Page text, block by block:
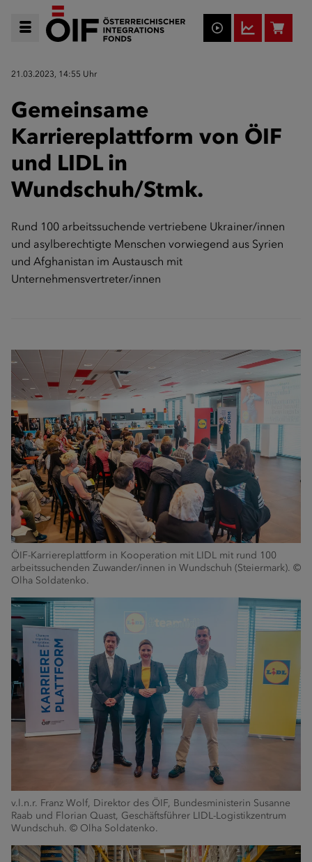
21.03.2023, 14:55 Uhr
Gemeinsame
Karriereplattform von ÖIF
und LIDL in
Wundschuh/Stmk.
Rund 100 arbeitssuchende vertriebene Ukrainer/innen
und asylberechtigte Menschen vorwiegend aus Syrien
und Afghanistan im Austausch mit
Unternehmensvertreter/innen
ÖIF-Karriereplattform in Kooperation mit LIDL mit rund 100
arbeitssuchenden Zuwander/innen in Wundschuh (Steiermark). ©
Olha Soldatenko.
v.l.n.r. Franz Wolf, Direktor des ÖIF, Bundesministerin Susanne
Raab und Florian Quast, Geschäftsführer LIDL-Logistikzentrum
Wundschuh. © Olha Soldatenko.